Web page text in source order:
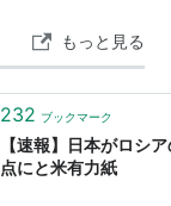
査庁などの
料・情報提
もっと見る
232 ブックマーク
【速報】日本がロシ
点にと米有力紙